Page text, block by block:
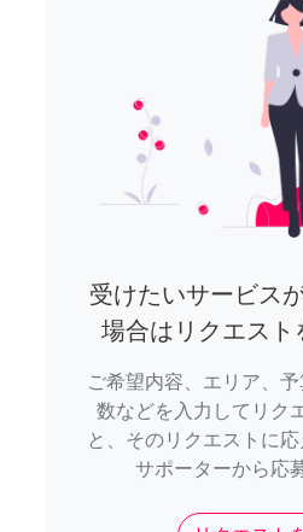
受けたいサービス
場合はリクエスト
ご希望内容、エリア、
数などを入力してリク
と、そのリクエストに
サポーターから応